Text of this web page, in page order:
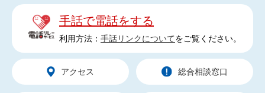
手話で電話をする
利用方法： 手話リンクについてをご覧ください。
アクセス 総合相談窓口